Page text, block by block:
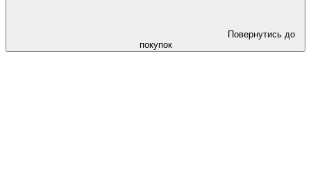
Повернутись до
покупок